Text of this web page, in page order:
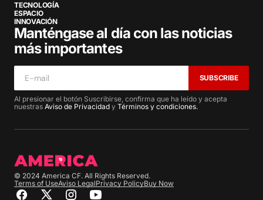
TECNOLOGÍA
ESPACIO
INNOVACIÓN
Manténgase al día con las noticias
más importantes
SUBSCRIBE
Al presionar el botón Suscribirse, confirma que ha leído y acepta
nuestras Aviso de Privacidad y Términos y condiciones.
© 2024 America CF. All Rights Reserved.
Terms of UseAviso LegalPrivacy PolicyBuy Now